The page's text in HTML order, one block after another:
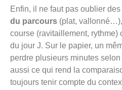
Enfin, il ne faut pas oublier
du parcours (plat,
course (ravitaillement, rythme)
du jour J. Sur le papier, un
perdre plusieurs minutes selon
aussi ce qui rend la
toujours tenir compte du